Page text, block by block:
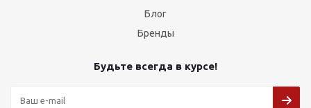
Блог
Бренды
Будьте всегда в курсе!